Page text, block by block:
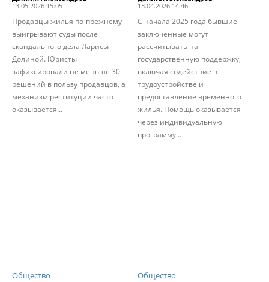
13.05.2026 15:05
Продавцы жилья по-прежнему
выигрывают суды после
скандального дела Ларисы
Долиной. Юристы
зафиксировали не меньше 30
решений в пользу продавцов, а
механизм реституции часто
оказывается...
13.04.2026 14:46
С начала 2025 года бывшие
заключенные могут
рассчитывать на
государственную поддержку,
включая содействие в
трудоустройстве и
предоставление временного
жилья. Помощь оказывается
через индивидуальную
программу...
Общество Общество